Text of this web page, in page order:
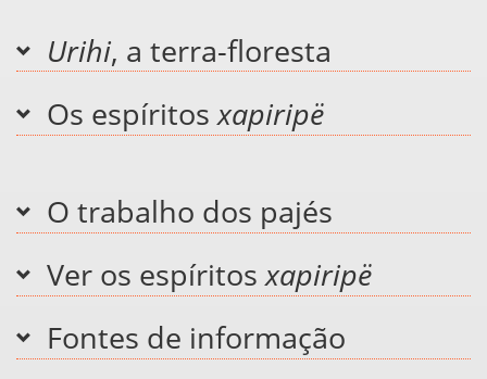
Urihi, a terra-floresta
Os espíritosxapiripë
O trabalho dos pajés
Ver os espíritosxapiripë
Fontes de informação